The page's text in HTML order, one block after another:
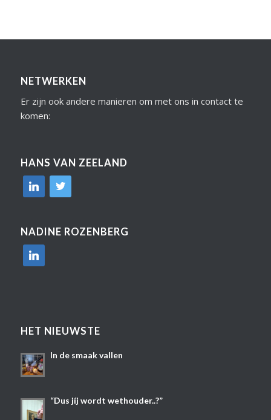
NETWERKEN
Er zijn ook andere manieren om met ons in contact te
komen:
HANS VAN ZEELAND
linkedin
twitter
NADINE ROZENBERG
linkedin
HET NIEUWSTE
In de smaak vallen
“Dus jíj wordt wethouder..?”